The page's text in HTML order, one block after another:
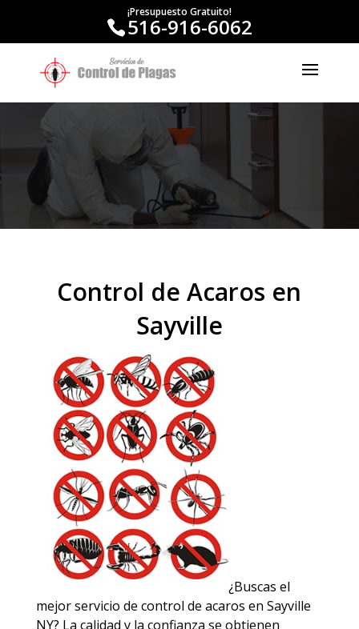
¡Presupuesto Gratuito!
516-916-6062
Control de Acaros en
Sayville
¿Buscas el
mejor servicio de control de acaros en Sayville
NY? La calidad y la confianza se obtienen